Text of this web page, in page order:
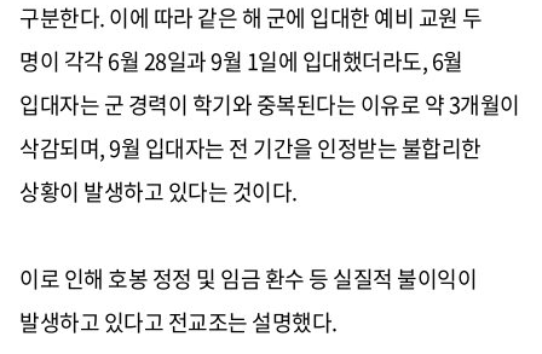
구분한다.이에 따라 같은 해 군에 입대한 예비 교원 두
명이 각각6월28일과9월 1일에 입대했더라도, 6월
입대자는 군 경력이 학기와 중복된다는 이유로 약3개월이
삭감되며, 9월 입대자는 전 기간을 인정받는 불합리한
상황이 발생하고 있다는 것이다.
이로 인해 호봉 정정 및 임금 환수 등 실질적 불이익이
발생하고 있다고 전교조는 설명했다.